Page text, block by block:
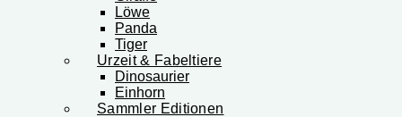
Löwe
Panda
Tiger
Urzeit & Fabeltiere
Dinosaurier
Einhorn
Sammler Editionen